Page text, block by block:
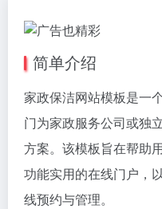
简单介绍
家政保洁网站模板是一
门为家政服务公司或独
方案。该模板旨在帮助
功能实用的在线门户，
线预约与管理。